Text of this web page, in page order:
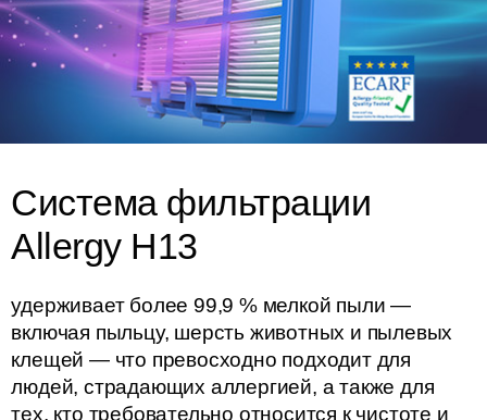
Система фильтрации
Allergy H13
удерживает более 99,9 % мелкой пыли —
включая пыльцу, шерсть животных и пылевых
клещей — что превосходно подходит для
людей, страдающих аллергией, а также для
тех, кто требовательно относится к чистоте и